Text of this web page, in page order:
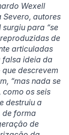
Wexell
Severo, autores
para “se
de
articuladas
falsa ideia da
descrevem
“mas nada se
os seis
destruiu a
de forma
de